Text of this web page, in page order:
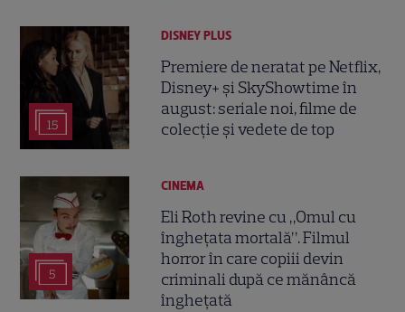
15
DISNEY PLUS
Premiere de neratat pe Netflix,
Disney+ și SkyShowtime în
august: seriale noi, filme de
colecție și vedete de top
5
CINEMA
Eli Roth revine cu „Omul cu
înghețata mortală”. Filmul
horror în care copiii devin
criminali după ce mănâncă
înghețată